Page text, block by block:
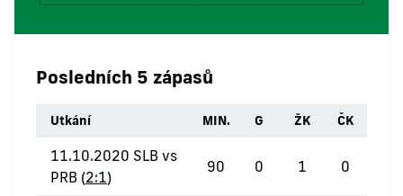
Posledních 5 zápasů
Utkání MIN. G ŽK ČK
11.10.2020 SLB vs
PRB (2:1)
90 0 1 0